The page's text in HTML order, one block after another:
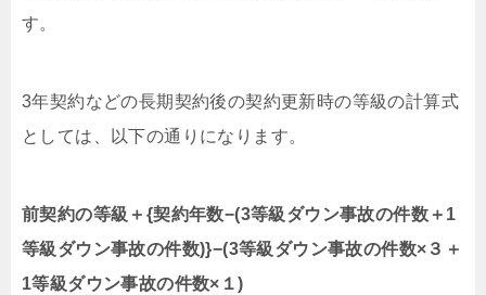
す。
3年契約などの長期契約後の契約更新時の等級の計算式
としては、以下の通りになります。
前契約の等級＋{契約年数−(3等級ダウン事故の件数＋1
等級ダウン事故の件数)}−(3等級ダウン事故の件数×３＋
1等級ダウン事故の件数×１)